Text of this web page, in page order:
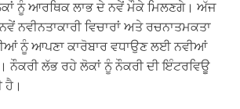
ਨੂੰ ਆਰਥਿਕ ਲਾਭ ਦੇ ਨਵੇਂ ਮੌਕੇ ਮਿਲਣਗੇ। ਅੱਜ
ਨਵੀਨਤਾਕਾਰੀ ਵਿਚਾਰਾਂ ਅਤੇ ਰਚਨਾਤਮਕਤਾ
ਨੂੰ ਆਪਣਾ ਕਾਰੋਬਾਰ ਵਧਾਉਣ ਲਈ ਨਵੀਆਂ
ਨੌਕਰੀ ਲੱਭ ਰਹੇ ਲੋਕਾਂ ਨੂੰ ਨੌਕਰੀ ਦੀ ਇੰਟਰਵਿਊ
ਹੈ।